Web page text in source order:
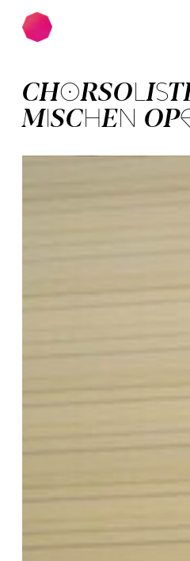
Zum Hauptinhalt springen
MISCHEN